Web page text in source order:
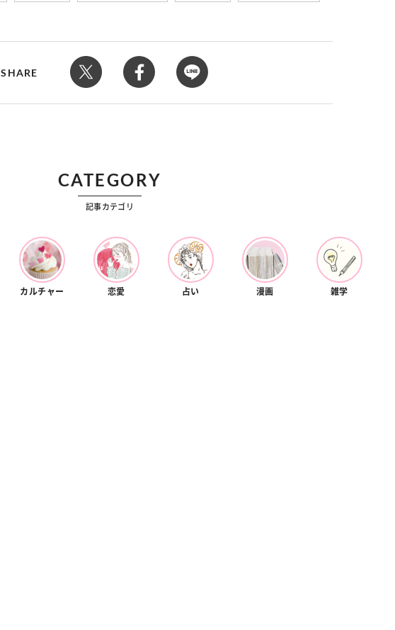
SHARE
【12星座別】今月の恋愛運♡ 7月23日～
8月20日の運勢は？
【Dリーグ】Ray世代注目のプ
集団♡ 各チームを彩る「イケ
CATEGORY
記事カテゴリ
カルチャー 恋愛 占い 漫画 雑学